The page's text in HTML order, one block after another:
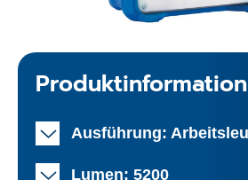
Produktinformation
Ausführung:
Lumen: 5200